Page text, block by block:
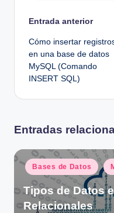
Navegación
de
entradas
Entrada anterior
Cómo insertar
en una base de datos
MySQL (Comando
INSERT SQL)
Entradas
Publicado
en
Bases de Datos
Tipos de Datos
Relacionales